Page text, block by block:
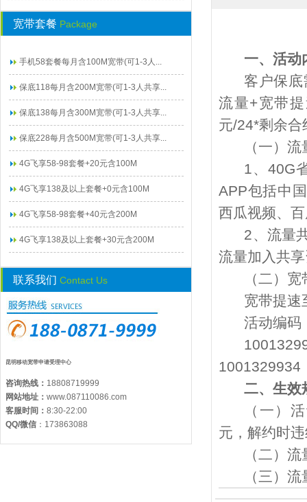
宽带套餐 Package
手机58套餐每月含100M宽带(可1-3人...
保底118每月含200M宽带(可1-3人共享...
保底138每月含300M宽带(可1-3人共享...
保底228每月含500M宽带(可1-3人共享...
4G飞享58-98套餐+20元含100M
4G飞享138及以上套餐+0元含100M
4G飞享58-98套餐+40元含200M
4G飞享138及以上套餐+30元含200M
联系我们 Contact Us
昆明移动宽带申请受理中心
咨询热线： 18808719999
网站地址： www.087110086.com
客服时间： 8:30-22:00
QQ/微信 ： 173863088
一、活动
客户保底
流量+宽带
元/24*剩余合
（一）流
1、40G
APP包括中
西瓜视频、
2、流量
流量加入共
（二）
宽带提速
活动编码
1001329934
二、生效
（一）
元，解约时
（二）
（三）